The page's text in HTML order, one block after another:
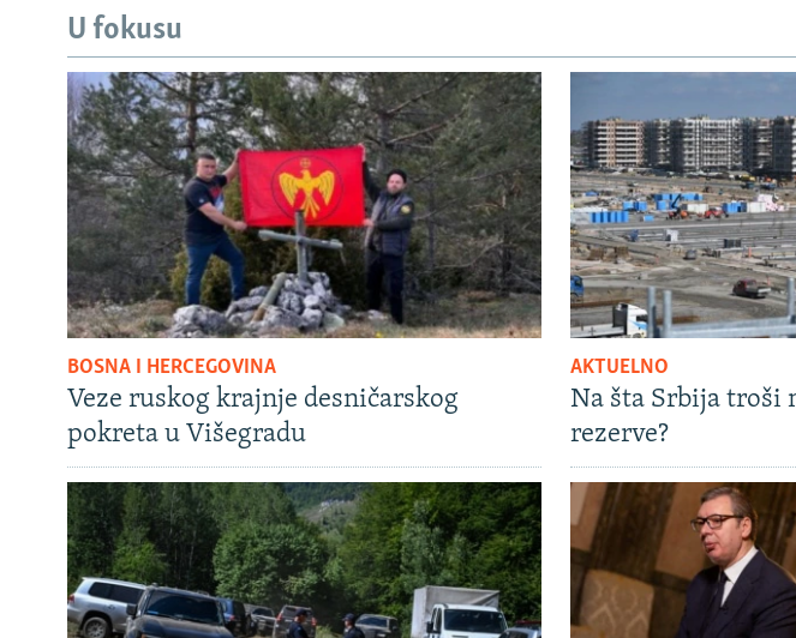
U fokusu
BOSNA I HERCEGOVINA
Veze ruskog krajnje desničarskog
pokreta u Višegradu
AKTUELNO
Na šta Srbija troši
rezerve?